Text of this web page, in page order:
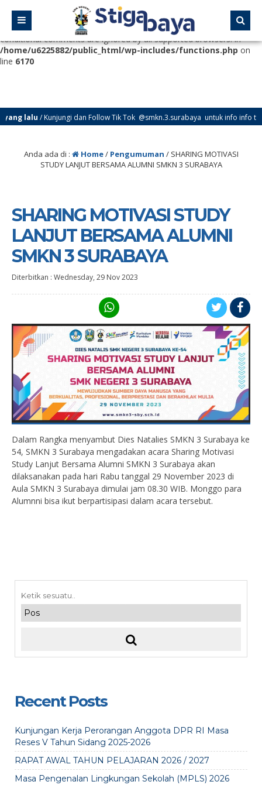
Deprecated
: Function WP_Dependencies->add_data() was called
with an argument that is
deprecated
since version 6.9.0! IE
conditional comments are ignored by all supported browsers. in
/home/u6225882/public_html/wp-includes/functions.php on
line 6170
lalu/ Kunjungi dan Follow Tik Tok @smkn.3.surabaya untuk info info
Anda ada di : Home/ Pengumuman / SHARING MOTIVASI
STUDY LANJUT BERSAMA ALUMNI SMKN 3 SURABAYA
SHARING MOTIVASI STUDY
LANJUT BERSAMA ALUMNI
SMKN 3 SURABAYA
Diterbitkan : Wednesday, 29 Nov 2023
Dalam Rangka menyambut Dies Natalies SMKN 3 Surabaya ke
54, SMKN 3 Surabaya mengadakan acara Sharing Motivasi
Study Lanjut Bersama Alumni SMKN 3 Surabaya akan
dilaksanakan pada hari Rabu tanggal 29 November 2023 di
Aula SMKN 3 Surabaya dimulai jam 08.30 WIB. Monggo para
Alumnni bisa ikut berpartisipasi dalam acara tersebut.
Recent Posts
Kunjungan Kerja Perorangan Anggota DPR RI Masa
Reses V Tahun Sidang 2025-2026
RAPAT AWAL TAHUN PELAJARAN 2026 / 2027
Masa Pengenalan Lingkungan Sekolah (MPLS) 2026